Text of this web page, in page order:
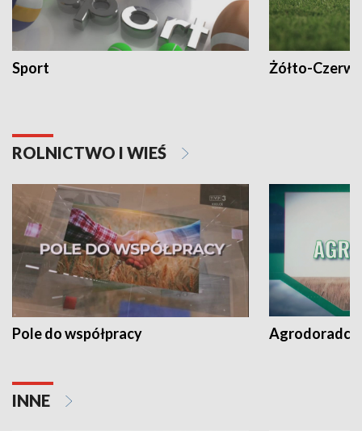
Sport Żółto-
ROLNICTWO I WIEŚ
Pole do współpracy Agrodoradcy
INNE